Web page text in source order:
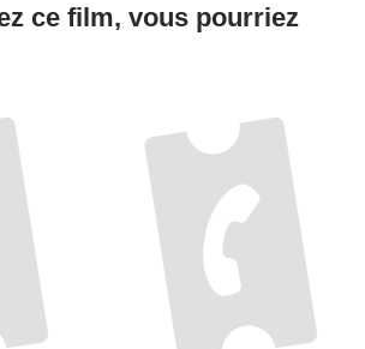
ce film, vous pourriez